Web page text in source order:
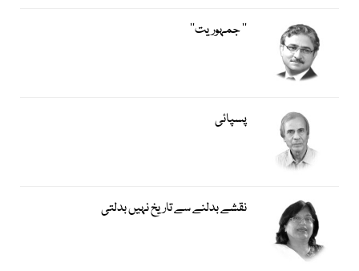
’’ جمہوریت‘‘
پسپائی
نقشے بدلنے سے تاریخ نہیں بدلتی